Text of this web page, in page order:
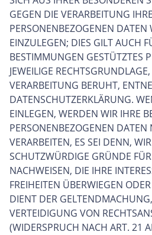
GEGEN DIE VERARBEITUNG
PERSONENBEZOGENEN DATEN
EINZULEGEN; DIES GILT AUCH
BESTIMMUNGEN GESTÜTZTES
JEWEILIGE
VERARBEITUNG BERUHT,
DATENSCHUTZERKLÄRUNG.
EINLEGEN, WERDEN WIR IHRE
PERSONENBEZOGENEN DATEN
VERARBEITEN, ES SEI DENN,
SCHUTZWÜRDIGE GRÜNDE
NACHWEISEN, DIE IHRE
FREIHEITEN ÜBERWIEGEN
DIENT DER
VERTEIDIGUNG VON
(WIDERSPRUCH NACH ART. 21